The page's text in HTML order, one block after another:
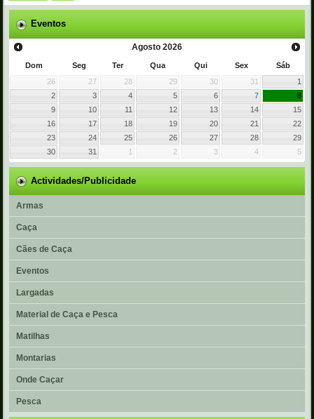
Eventos
Agosto 2026
Dom Seg Ter Qua Qui Sex
Sáb
26
27 28 29 30 31
1
2
3 4 5 6 7
8
9
10 11 12 13 14
15
16
17 18 19 20 21
22
23
24 25 26 27 28
29
30
31 1 2 3 4 5
Actividades/Publicidade
Armas
Caça
Cães de Caça
Eventos
Largadas
Material de Caça e Pesca
Matilhas
Montarias
Onde Caçar
Pesca